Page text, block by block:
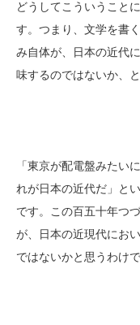
どうしてこういうこと
す。つまり、文学を書
み自体が、日本の近代
味するのではないか、
「東京が配電盤みたい
れが日本の近代だ」と
です。この百五十年つ
が、日本の近現代にお
ではないかと思うわけで